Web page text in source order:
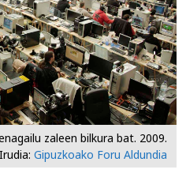
zaleen bilkura bat. 2009.
Irudia: Gipuzkoako Foru Aldundia